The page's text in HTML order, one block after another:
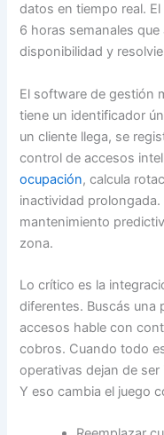
datos en tiempo real.
6 horas semanales
disponibilidad y
El software de gestión
tiene un identificador
un cliente llega, se
control de accesos
ocupación, calcula
inactividad
mantenimiento
zona.
Lo crítico es la
diferentes. Buscás una
accesos hable con
cobros. Cuando todo
operativas dejan de
Y eso cambia el juego